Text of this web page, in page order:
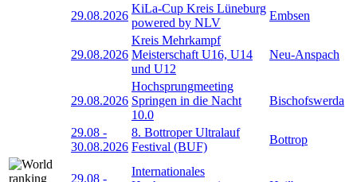
29.08.2026
KiLa-Cup Kreis Lüneburg
powered by NLV
Embsen
29.08.2026
Kreis Mehrkampf
Meisterschaft U16, U14
und U12
Neu-Anspach
29.08.2026
Hochsprungmeeting
Springen in die Nacht
10.0
Bischofswerda
29.08 -
30.08.2026
8. Bottroper Ultralauf
Festival (BUF)
Bottrop
29.08 -
Internationales